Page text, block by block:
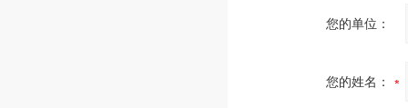
您的单位：
您的姓名：